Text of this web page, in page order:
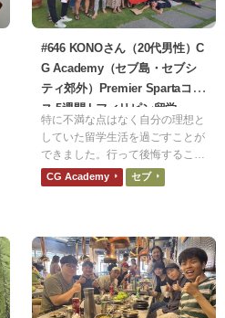
#646 KONOさん（20代男性）C
G Academy（セブ島・セブシ
ティ郊外）Premier Spartaコー
ス 5週間 | フィリピン留学
特に不満な点はなく自分の理想と
していた留学生活を過ごすことが
できました。行って後悔すること
はほとんどないと思います。一歩
勇気を踏み出せば、絶対にいい経
CG Academy セブ